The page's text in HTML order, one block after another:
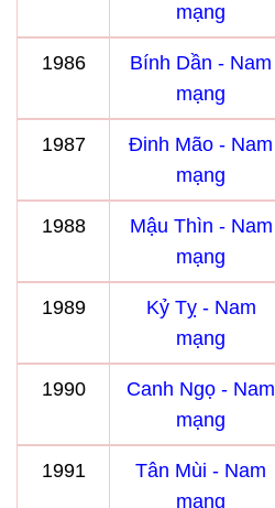
mạng
1986
Bính Dần - Nam
mạng
1987
Đinh Mão - Nam
mạng
1988
Mậu Thìn - Nam
mạng
1989
Kỷ Tỵ - Nam
mạng
1990
Canh Ngọ - Nam
mạng
1991
Tân Mùi - Nam
mạng